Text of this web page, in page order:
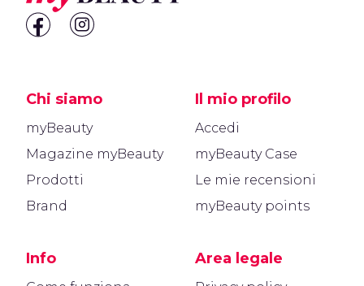
Chi siamo
myBeauty
Magazine myBeauty
Prodotti
Brand
Info
Il mio profilo
Accedi
myBeauty Case
Le mie recensioni
myBeauty points
Area legale